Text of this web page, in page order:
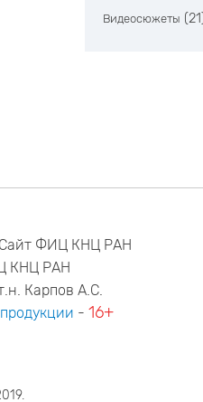
Видеосюжеты
ФИЦ КНЦ РАН
КНЦ РАН
Карпов А.С.
-16+